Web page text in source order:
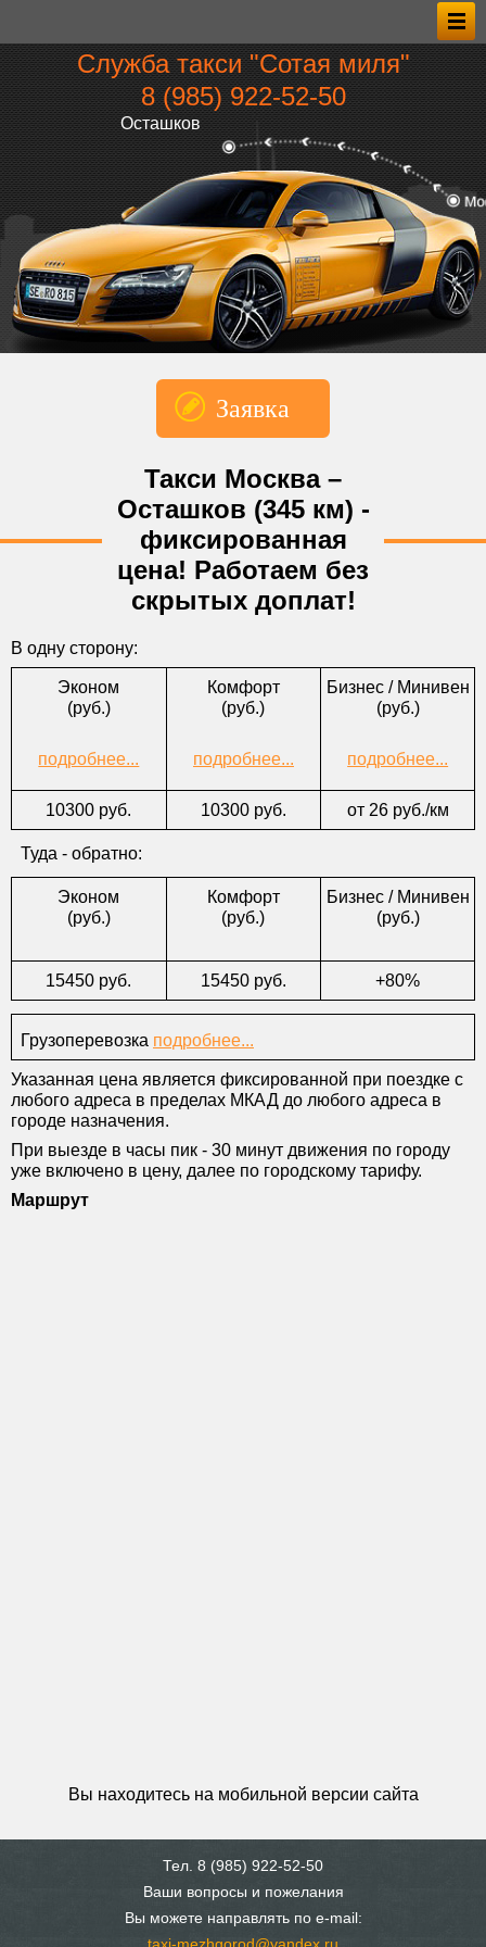
Осташков
Служба такси "Сотая миля"
8 (985) 922‑52‑50
Заявка
*Откуда
*Куда
*Тел.
E-mail
*Форма оплаты
Комментарии
Такси Москва –
Осташков (345 км) -
фиксированная
цена! Работаем без
скрытых доплат!
В одну сторону:
Эконом
(руб.)
подробнее...
10300 руб.
Туда - обратно:
Эконом
(руб.)
15450 руб.
Комфорт
(руб.)
подробнее...
10300 руб.
Комфорт
(руб.)
15450 руб.
Бизнес / Минивен
(руб.)
подробнее...
от 26 руб./км
Бизнес / Минивен
(руб.)
+80%
Грузоперевозка подробнее...
Указанная цена является фиксированной при поездке с
любого адреса в пределах МКАД до любого адреса в
городе назначения.
При выезде в часы пик - 30 минут движения по городу
уже включено в цену, далее по городскому тарифу.
Маршрут
Вы находитесь на мобильной версии сайта
Тел. 8 (985) 922-52-50
Ваши вопросы и пожелания
Вы можете направлять по e-mail: